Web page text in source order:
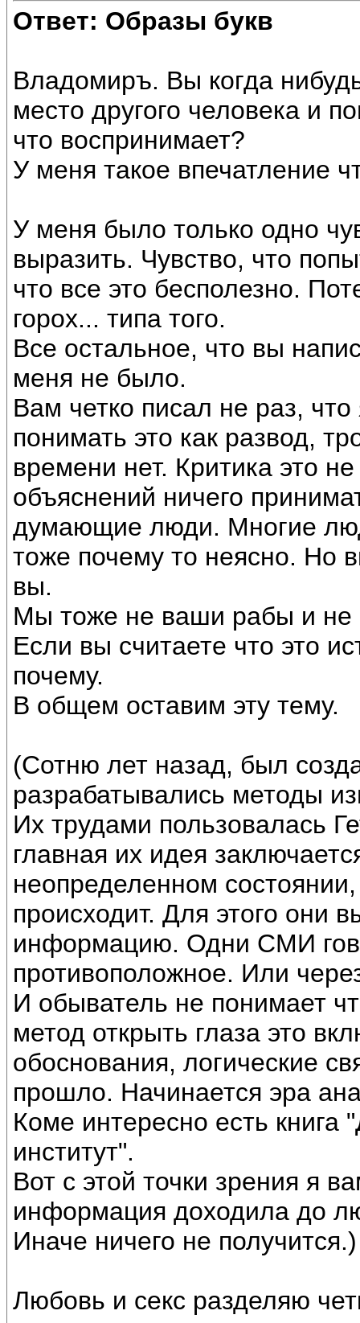
Ответ: Образы букв
Владомиръ. Вы когда
место другого человека и
что воспринимает?
У меня такое впечатление
У меня было только одно
выразить. Чувство, что
что все это бесполезно.
горох... типа того.
Все остальное, что вы
меня не было.
Вам четко писал не раз,
понимать это как развод,
времени нет. Критика это
объяснений ничего
думающие люди. Многие
тоже почему то неясно. Но
вы.
Мы тоже не ваши рабы и не
Если вы считаете что это
почему.
В общем оставим эту тему.
(Сотню лет назад, был
разрабатывались методы
Их трудами пользовалась
главная их идея
неопределенном
происходит. Для этого они
информацию. Одни СМИ
противоположное. Или
И обыватель не понимает
метод открыть глаза это
обоснования, логические
прошло. Начинается эра
Коме интересно есть книга
институт".
Вот с этой точки зрения я
информация доходила до
Иначе ничего не получится.)
Любовь и секс разделяю